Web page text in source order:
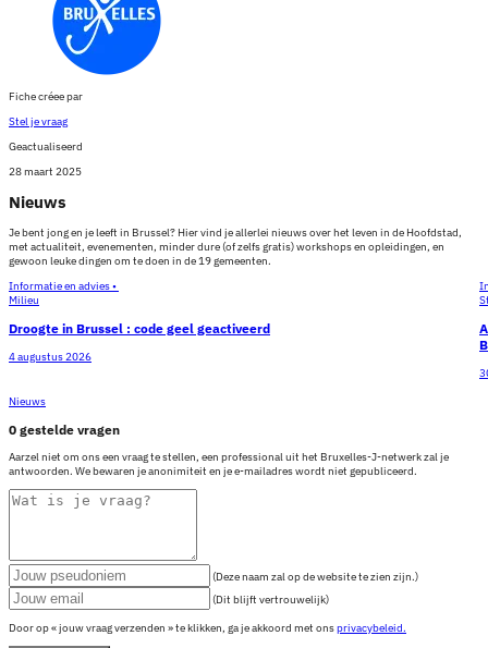
Fiche créee par
Stel je vraag
Geactualiseerd
28 maart 2025
Nieuws
Je bent jong en je leeft in Brussel? Hier vind je allerlei nieuws over het leven in de Hoofdstad,
met actualiteit, evenementen, minder dure (of zelfs gratis) workshops en opleidingen, en
gewoon leuke dingen om te doen in de 19 gemeenten.
Informatie en advies •
Milieu
Droogte in Brussel : code geel geactiveerd
4 augustus 2026
Nieuws
0 gestelde vragen
Aarzel niet om ons een vraag te stellen, een professional uit het Bruxelles-J-netwerk zal je
antwoorden. We bewaren je anonimiteit en je e-mailadres wordt niet gepubliceerd.
(Deze naam zal op de website te zien zijn.)
(Dit blijft vertrouwelijk)
Door op « jouw vraag verzenden » te klikken, ga je akkoord met onsprivacybeleid.